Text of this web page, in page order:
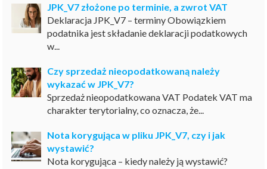
JPK_V7 złożone po terminie, a zwrot VAT
Deklaracja JPK_V7 – terminy Obowiązkiem
podatnika jest składanie deklaracji podatkowych
w...
Czy sprzedaż nieopodatkowaną należy
wykazać w JPK_V7?
Sprzedaż nieopodatkowana VAT Podatek VAT ma
charakter terytorialny, co oznacza, że...
Nota korygująca w pliku JPK_V7, czy i jak
wystawić?
Nota korygująca – kiedy należy ją wystawić?